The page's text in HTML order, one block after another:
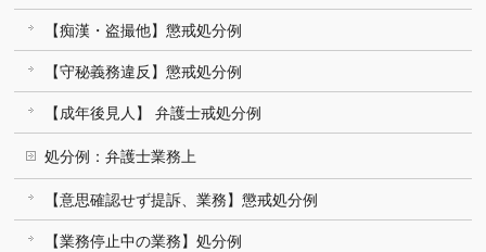
【痴漢・盗撮他】懲戒処分例
【守秘義務違反】懲戒処分例
【成年後見人】 弁護士戒処分例
処分例：弁護士業務上
【意思確認せず提訴、業務】懲戒処分例
【業務停止中の業務】処分例